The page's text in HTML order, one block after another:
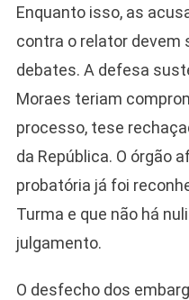
Enquanto isso, as
contra o relator devem
debates. A defesa
Moraes teriam
processo, tese
da República. O órgão
probatória já foi
Turma e que não há
julgamento.
O desfecho dos